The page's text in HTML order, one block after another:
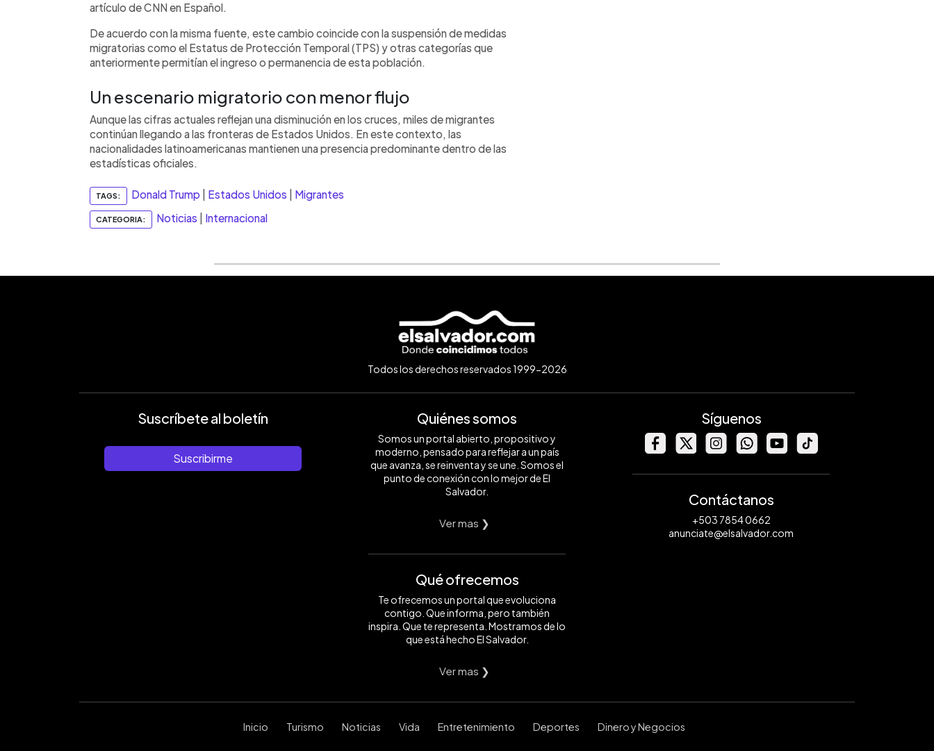
artículo de CNN en Español.
De acuerdo con la misma fuente, este cambio coincide con la suspensión de medidas
migratorias como el Estatus de Protección Temporal (TPS) y otras categorías que
anteriormente permitían el ingreso o permanencia de esta población.
Un escenario migratorio con menor flujo
Aunque las cifras actuales reflejan una disminución en los cruces, miles de migrantes
continúan llegando a las fronteras de Estados Unidos. En este contexto, las
nacionalidades latinoamericanas mantienen una presencia predominante dentro de las
estadísticas oficiales.
TAGS: Donald Trump Estados Unidos Migrantes
CATEGORIA: Noticias Internacional
Todos los derechos reservados 1999-2026
Suscríbete al boletín
Suscribirme
Quiénes somos
Somos un portal abierto, propositivo y
moderno, pensado para reflejar a un país
que avanza, se reinventa y se une. Somos el
punto de conexión con lo mejor de El
Salvador.
Ver mas ❯
Qué ofrecemos
Te ofrecemos un portal que evoluciona
contigo. Que informa, pero también
inspira. Que te representa. Mostramos de lo
que está hecho El Salvador.
Ver mas ❯
Síguenos
Contáctanos
+503 7854 0662
anunciate@elsalvador.com
Inicio Turismo Noticias Vida Entretenimiento Deportes Dinero y Negocios